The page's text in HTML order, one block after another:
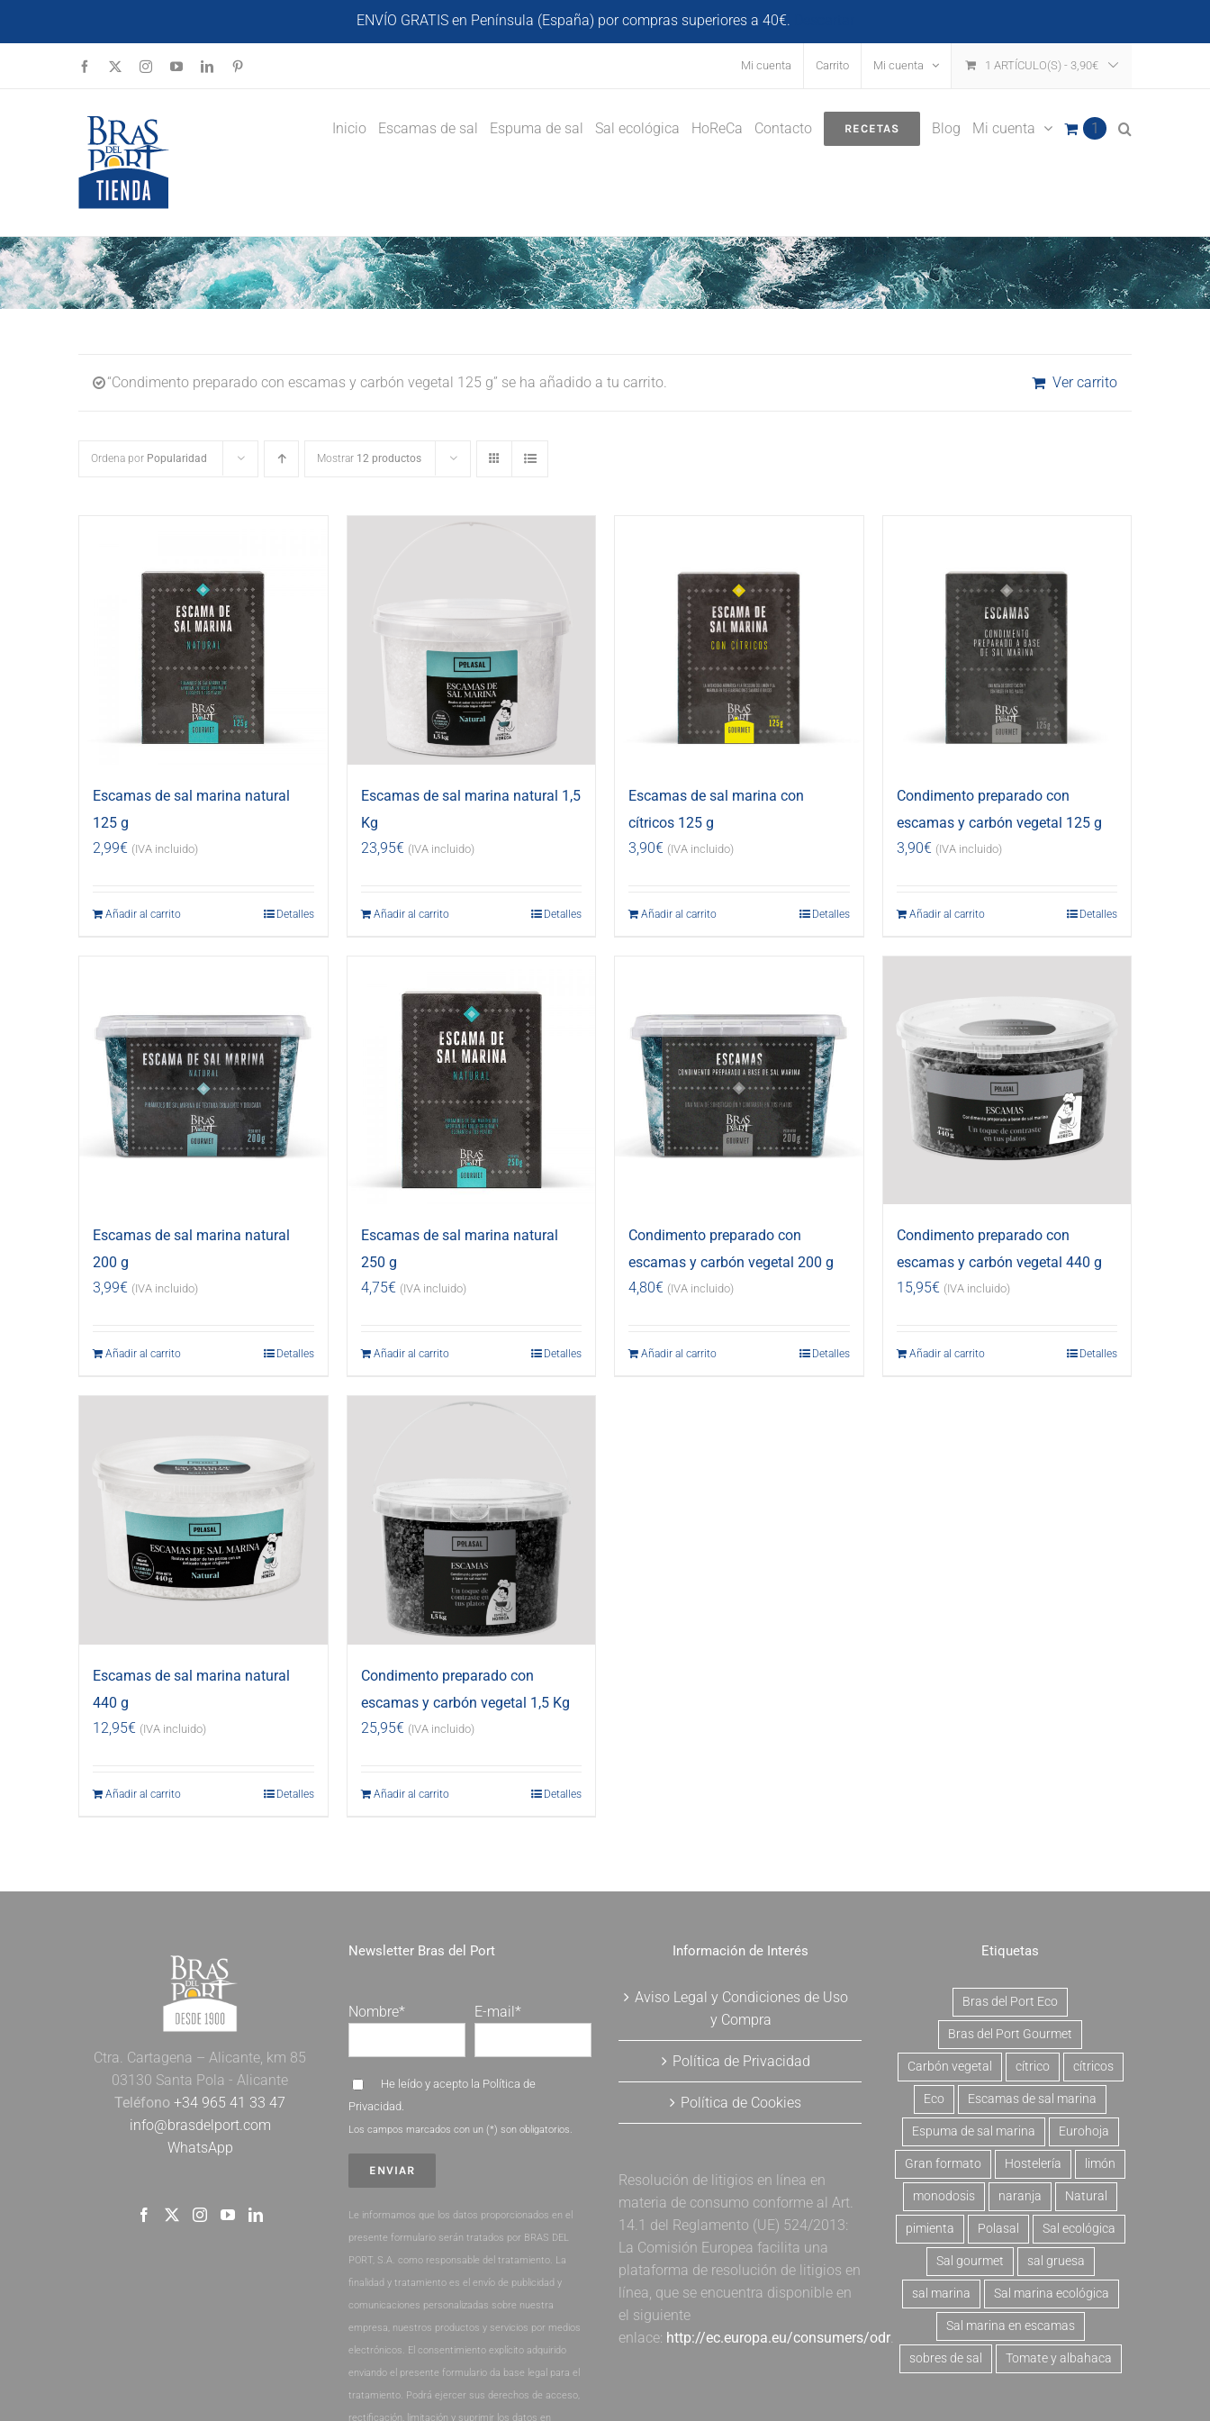
ENVÍO GRATIS en Península (España) por compras superiores a 40€.
Facebook InstagramYouTubeLinkedIn Mi cuenta Carrito Mi cuenta 1 ARTÍCULO(S) - 3,90€
Inicio Escamas de sal Espuma de sal Sal ecológica HoReCa Contacto RECETAS Blog Mi cuenta 1
“Condimento preparado con escamas y carbón vegetal 125 g” se ha añadido a tu carrito. Ver carrito
Ordena por Popularidad Mostrar 12 productos
Escamas de sal marina natural
125 g
2,99€ (IVA incluido)
Añadir al carrito Detalles
Escamas de sal marina natural 1,5
Kg
23,95€ (IVA incluido)
Añadir al carrito Detalles
Escamas de sal marina con
cítricos 125 g
3,90€ (IVA incluido)
Añadir al carrito Detalles
Condimento preparado con
escamas y carbón vegetal 125 g
3,90€ (IVA incluido)
Añadir al carrito Detalles
Escamas de sal marina natural
200 g
3,99€ (IVA incluido)
Añadir al carrito Detalles
Escamas de sal marina natural
250 g
4,75€ (IVA incluido)
Añadir al carrito Detalles
Condimento preparado con
escamas y carbón vegetal 200 g
4,80€ (IVA incluido)
Añadir al carrito Detalles
Condimento preparado con
escamas y carbón vegetal 440 g
15,95€ (IVA incluido)
Añadir al carrito Detalles
Escamas de sal marina natural
440 g
12,95€ (IVA incluido)
Añadir al carrito Detalles
Condimento preparado con
escamas y carbón vegetal 1,5 Kg
25,95€ (IVA incluido)
Añadir al carrito Detalles
Ctra. Cartagena – Alicante, km 85
03130 Santa Pola - Alicante
Teléfono +34 965 41 33 47
info@brasdelport.com
WhatsApp
Newsletter Bras del Port
Nombre* E-mail*
He leído y acepto la Política de
Privacidad
Los campos marcados con un (*) son obligatorios.
Le informamos que los datos proporcionados en el
presente formulario serán tratados por BRAS DEL
PORT, S.A. como responsable del tratamiento. La
finalidad y tratamiento es el envío de publicidad y
comunicaciones personalizadas sobre nuestra
empresa, nuestros productos y servicios por medios
electrónicos. El consentimiento explícito adquirido
enviando el presente formulario da base legal para el
tratamiento. Podrá ejercer sus derechos de acceso,
rectificación, limitación y suprimir los datos en
Información de Interés
Aviso Legal y Condiciones de Uso
y Compra
Política de Privacidad
Política de Cookies
Resolución de litigios en línea en
materia de consumo conforme al Art.
14.1 del Reglamento (UE) 524/2013:
La Comisión Europea facilita una
plataforma de resolución de litigios en
línea, que se encuentra disponible en
el siguiente
enlace: http://ec.europa.eu/consumers/odr.
Etiquetas
Bras del Port Eco
Bras del Port Gourmet
Carbón vegetal cítrico cítricos
Eco Escamas de sal marina
Espuma de sal marina Eurohoja
Gran formato Hostelería limón
monodosis naranja Natural
pimienta Polasal Sal ecológica
Sal gourmet sal gruesa
sal marina Sal marina ecológica
Sal marina en escamas
sobres de sal Tomate y albahaca